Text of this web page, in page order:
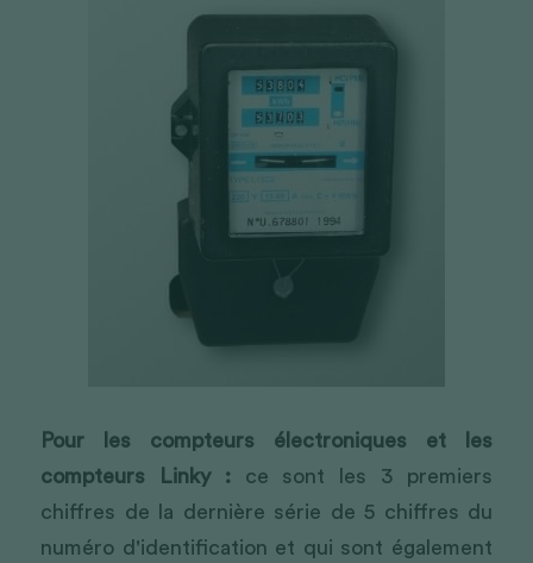
Pour les compteurs électroniques et les
compteurs Linky : ce sont les 3 premiers
chiffres de la dernière série de 5 chiffres du
numéro d'identification et qui sont également